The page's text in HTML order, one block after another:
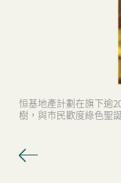
恒基地產計劃在旗下逾
樹，與市民歡度綠色聖